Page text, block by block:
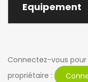
Equipement
Connectez-vous
propriétaire :